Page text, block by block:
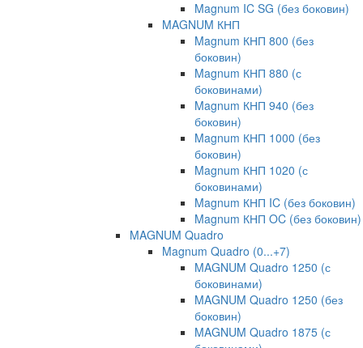
Magnum IC SG (без боковин)
MAGNUM КНП
Magnum КНП 800 (без
боковин)
Magnum КНП 880 (с
боковинами)
Magnum КНП 940 (без
боковин)
Magnum КНП 1000 (без
боковин)
Magnum КНП 1020 (с
боковинами)
Magnum КНП IC (без боковин)
Magnum КНП OC (без боковин)
MAGNUM Quadro
Magnum Quadro (0...+7)
MAGNUM Quadro 1250 (с
боковинами)
MAGNUM Quadro 1250 (без
боковин)
MAGNUM Quadro 1875 (с